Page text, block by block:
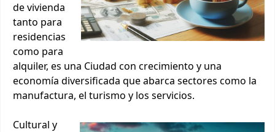
de vivienda
tanto para
residencias
como para
alquiler, es una Ciudad con crecimiento y una
economía diversificada que abarca sectores como la
manufactura, el turismo y los servicios.
Cultural y